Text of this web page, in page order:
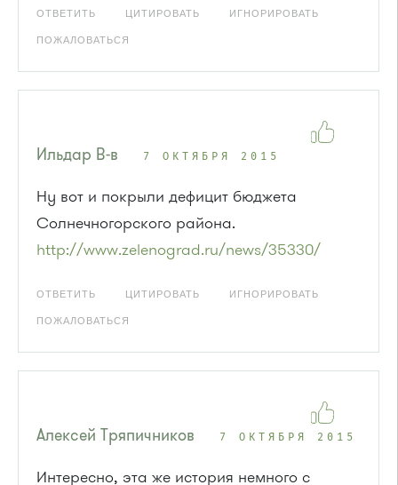
ОТВЕТИТЬ ЦИТИРОВАТЬ ИГНОРИРОВАТЬ
ПОЖАЛОВАТЬСЯ
Ильдар В-в 7 ОКТЯБРЯ 2015
Ну вот и покрыли дефицит бюджета
Солнечногорского района.
http://www.zelenograd.ru/news/35330/
ОТВЕТИТЬ ЦИТИРОВАТЬ ИГНОРИРОВАТЬ
ПОЖАЛОВАТЬСЯ
Алексей Тряпичников 7 ОКТЯБРЯ 2015
Интересно, эта же история немного с